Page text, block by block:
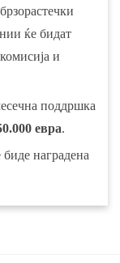
ќе бидат
и
поддршка
евра.
наградена